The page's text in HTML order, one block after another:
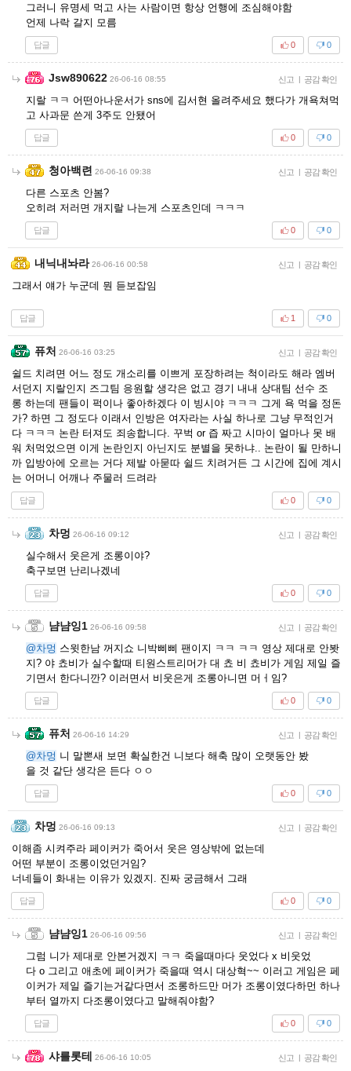
그러니 유명세 먹고 사는 사람이면 항상 언행에 조심해야함
언제 나락 갈지 모름
답글 0
0
Jsw890622 26-06-16 08:55 신고 | 공감 확인
지랄 ㅋㅋ 어떤아나운서가 sns에 김서현 올려주세요 했다가 개욕쳐먹
고 사과문 쓴게 3주도 안됐어
답글 0
0
청아백련 26-06-16 09:38 신고 | 공감 확인
다른 스포츠 안봄?
오히려 저러면 개지랄 나는게 스포츠인데 ㅋㅋㅋ
답글 0
0
내닉내놔라 26-06-16 00:58 신고 | 공감 확인
그래서 얘가 누군데 뭔 듣보잡임
답글 0
1
퓨처 26-06-16 03:25 신고 | 공감 확인
쉴드 치려면 어느 정도 개소리를 이쁘게 포장하려는 척이라도 해라 엠버
서던지 지랄인지 즈그팀 응원할 생각은 없고 경기 내내 상대팀 선수 조
롱 하는데 팬들이 퍽이나 좋아하겠다 이 빙시야 ㅋㅋㅋ 그게 욕 먹을 정돈
가? 하면 그 정도다 이래서 인방은 여자라는 사실 하나로 그냥 무적인거
다 ㅋㅋㅋ 논란 터져도 죄송합니다. 꾸벅 or 즙 짜고 시마이 얼마나 못 배
워 처먹었으면 이게 논란인지 아닌지도 분별을 못하냐.. 논란이 될 만하니
까 입방아에 오르는 거다 제발 아묻따 쉴드 치려거든 그 시간에 집에 계시
는 어머니 어깨나 주물러 드려라
답글 0
0
차멍 26-06-16 09:12 신고 | 공감 확인
실수해서 웃은게 조롱이야?
축구보면 난리나겠네
답글 0
0
냠냠잉1 26-06-16 09:58 신고 | 공감 확인
@차멍 스윗한남 꺼지쇼 니박삐삐 팬이지 ㅋㅋ ㅋㅋ 영상 제대로 안봣
지? 야 쵸비가 실수할때 티원스트리머가 대 쵸 비 쵸비가 게임 제일 즐
기면서 한다니깐? 이러면서 비웃은게 조롱아니면 머ㅓ임?
답글 0
0
퓨처 26-06-16 14:29 신고 | 공감 확인
@차멍 니 말뽄새 보면 확실한건 니보다 해축 많이 오랫동안 봤
을 것 같단 생각은 든다 ㅇㅇ
답글 0
0
차멍 26-06-16 09:13 신고 | 공감 확인
이해좀 시켜주라 페이커가 죽어서 웃은 영상밖에 없는데
어떤 부분이 조롱이었던거임?
너네들이 화내는 이유가 있겠지. 진짜 궁금해서 그래
답글 0
0
냠냠잉1 26-06-16 09:56 신고 | 공감 확인
그럼 니가 제대로 안본거겠지 ㅋㅋ 죽을때마다 웃었다 x 비웃었
다 o 그리고 애초에 페이커가 죽을때 역시 대상혁~~ 이러고 게임은 페
이커가 제일 즐기는거같다면서 조롱하드만 머가 조롱이였다하먼 하나
부터 열까지 다조롱이였다고 말해줘야함?
답글 0
0
샤를롯테 26-06-16 10:05 신고 | 공감 확인